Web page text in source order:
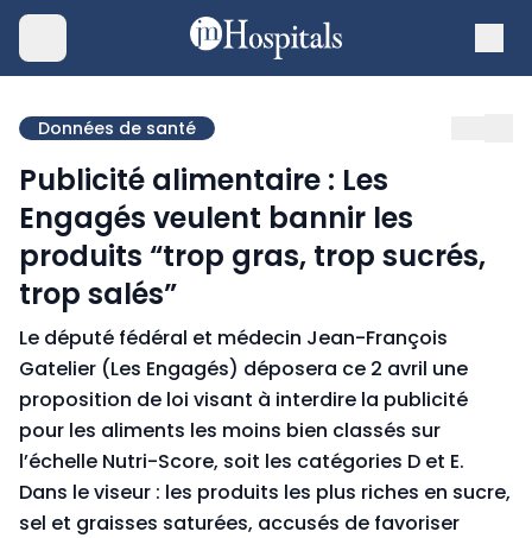
Données de santé
Publicité alimentaire : Les
Engagés veulent bannir les
produits “trop gras, trop sucrés,
trop salés”
Le député fédéral et médecin Jean-François
Gatelier (Les Engagés) déposera ce 2 avril une
proposition de loi visant à interdire la publicité
pour les aliments les moins bien classés sur
l’échelle Nutri-Score, soit les catégories D et E.
Dans le viseur : les produits les plus riches en sucre,
sel et graisses saturées, accusés de favoriser